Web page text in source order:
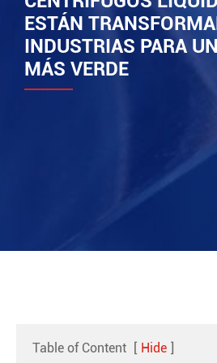
ESTÁN
INDUSTRIAS PARA
MÁS VERDE
Table of Content [ Hide ]